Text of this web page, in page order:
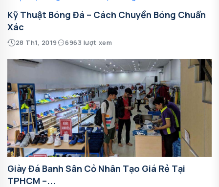
Kỹ Thuật Bóng Đá – Cách Chuyền Bóng Chuẩn
Xác
28 Th1, 2019 6963 lượt xem
Giày Đá Banh Sân Cỏ Nhân Tạo Giá Rẻ Tại
TPHCM –...